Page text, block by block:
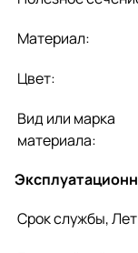
Материал:
Цвет:
Вид или марка
материала:
Срок службы,